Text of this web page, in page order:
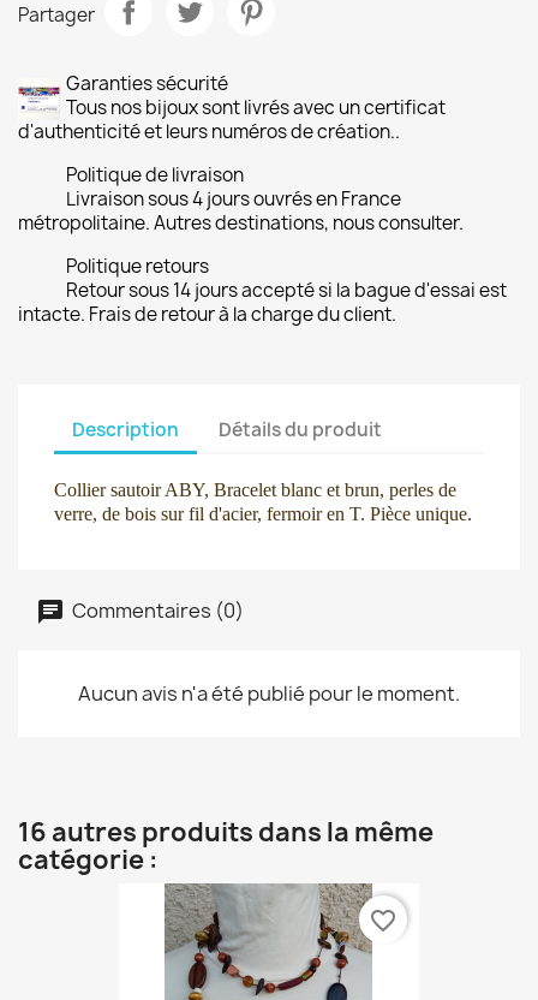
Partager
Garanties sécurité
Tous nos bijoux sont livrés avec un certificat
d'authenticité et leurs numéros de création..
Politique de livraison
Livraison sous 4 jours ouvrés en France
métropolitaine. Autres destinations, nous consulter.
Politique retours
Retour sous 14 jours accepté si la bague d'essai est
intacte. Frais de retour à la charge du client.
Description Détails du produit
Collier sautoir ABY, Bracelet blanc et brun, perles de
verre, de bois sur fil d'acier, fermoir en T. Pièce unique.
Commentaires (0)
Aucun avis n'a été publié pour le moment.
16 autres produits dans la même
catégorie :
favorite_border